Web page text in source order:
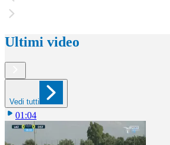
Ultimi video
Vedi tutti
01:04